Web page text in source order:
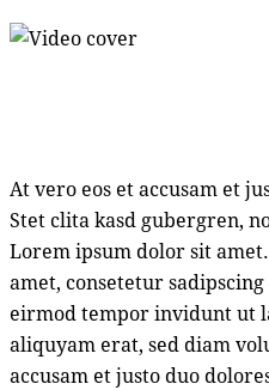
At vero eos et accusam et
Stet clita kasd gubergren,
Lorem ipsum dolor sit
amet, consetetur
eirmod tempor invidunt ut
aliquyam erat, sed diam
accusam et justo duo